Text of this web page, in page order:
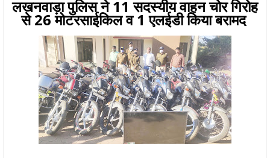
लखनवाड़ा पुलिस ने 11 सदस्यीय वाहन चोर गिरोह
से 26 मोटरसाईकिल व 1 एलईडी किया बरामद